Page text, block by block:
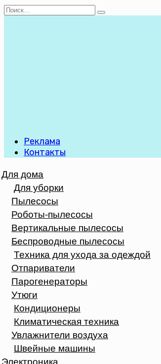
Перейти
Search
Реклама
Контакты
Для дома
Для уборки
Пылесосы
Роботы-пылесосы
Вертикальные пылесосы
Беспроводные пылесосы
Техника для ухода за одеждой
Отпариватели
Парогенераторы
Утюги
Кондиционеры
Климатическая техника
Увлажнители воздуха
Швейные машины
Электроника